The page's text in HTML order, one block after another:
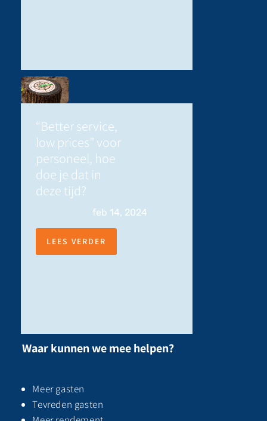
“Better service,
low prices” voor
personeel, hoe
doe je dat in
deze tijd?
feb 14, 2024
LEES VERDER
Waar kunnen we mee helpen?
Meer gasten
Tevreden gasten